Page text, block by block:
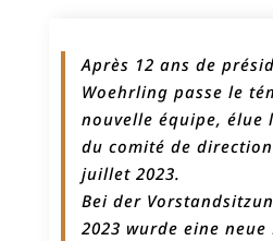
Après 12 ans de
Woehrling passe le
nouvelle équipe, élue
du comité de
juillet 2023.
Bei der
2023 wurde eine